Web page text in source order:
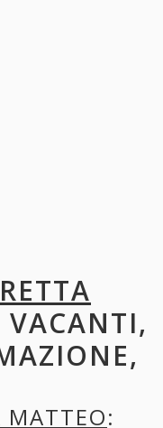
VACANTI,
MATTEO: